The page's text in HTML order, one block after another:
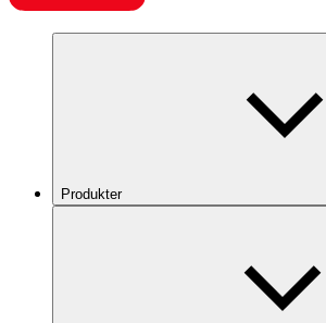
Produkter